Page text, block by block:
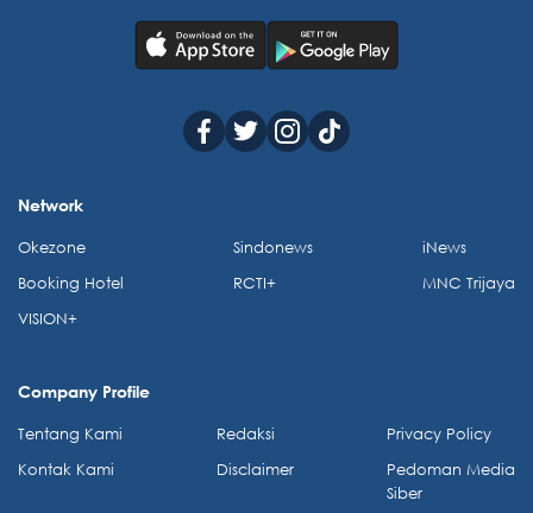
Network
Okezone
Booking Hotel
VISION+
Sindonews
RCTI+
iNews
MNC Trijaya
Company Profile
Tentang Kami
Kontak Kami
Redaksi
Disclaimer
Privacy Policy
Pedoman Media
Siber